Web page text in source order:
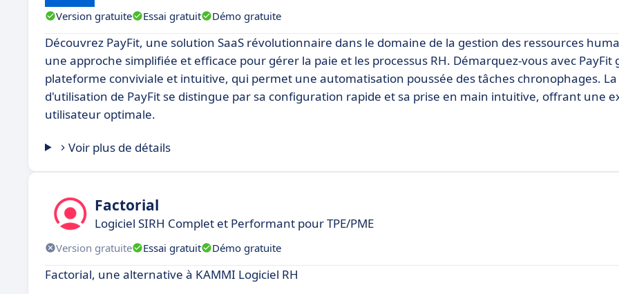
Version gratuite Essai gratuit Démo gratuite
Découvrez PayFit, une solution SaaS révolutionnaire dans le domaine de la gestion des ressources
une approche simplifiée et efficace pour gérer la paie et les processus RH. Démarquez-vous avec PayFit
plateforme conviviale et intuitive, qui permet une automatisation poussée des tâches chronophages.
d'utilisation de PayFit se distingue par sa configuration rapide et sa prise en main intuitive, offrant une
utilisateur optimale.
Voir plus de détails
Factorial
Logiciel SIRH Complet et Performant pour TPE/PME
Version gratuite Essai gratuit Démo gratuite
Factorial, une alternative à KAMMI Logiciel RH